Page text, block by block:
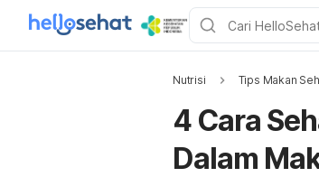
Nutrisi Tips Makan
4 Cara
Dalam